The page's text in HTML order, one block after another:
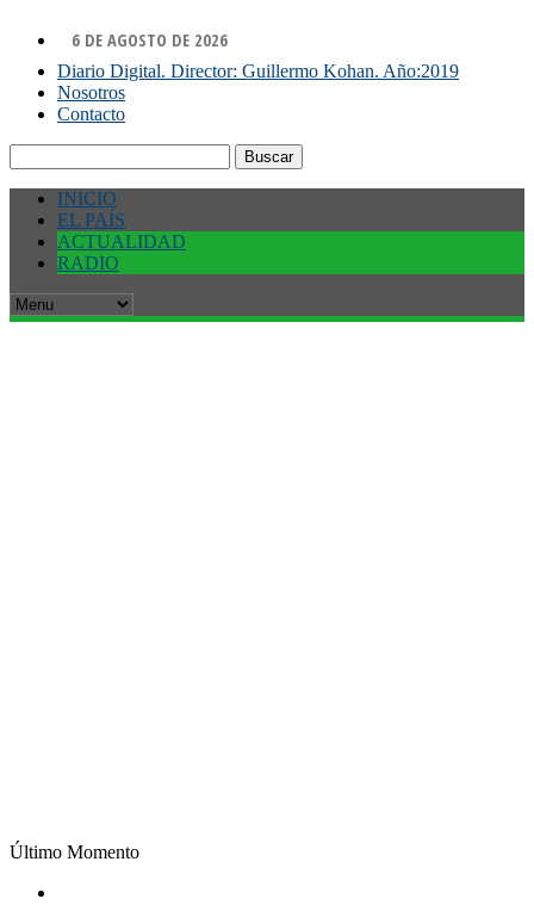
6 DE AGOSTO DE 2026
Diario Digital. Director: Guillermo Kohan. Año:2019
Nosotros
Contacto
INICIO
EL PAÍS
ACTUALIDAD
RADIO
Último Momento